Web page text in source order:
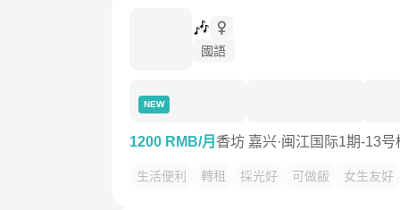
🎶
國語
NEW
1200 RMB/月 香坊 嘉兴·闽江国际1期-13号
生活便利 轉租 採光好 可做飯 女生友好